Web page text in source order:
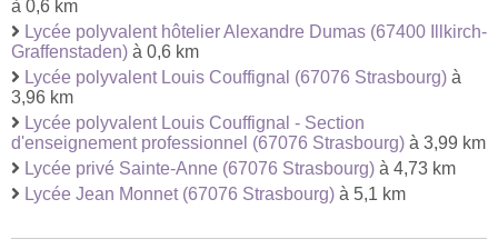
à 0,6 km
Lycée polyvalent hôtelier Alexandre Dumas (67400 Illkirch-
Graffenstaden) à 0,6 km
Lycée polyvalent Louis Couffignal (67076 Strasbourg) à
3,96 km
Lycée polyvalent Louis Couffignal - Section
d'enseignement professionnel (67076 Strasbourg) à 3,99 km
Lycée privé Sainte-Anne (67076 Strasbourg) à 4,73 km
Lycée Jean Monnet (67076 Strasbourg) à 5,1 km